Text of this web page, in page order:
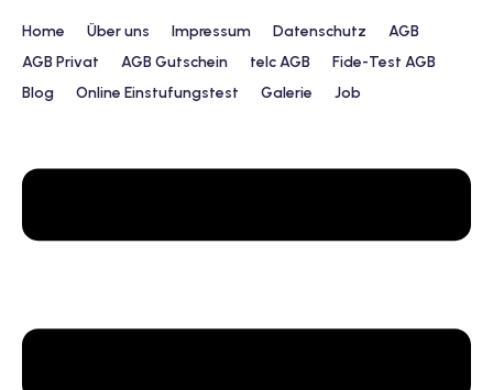
Home Über uns Impressum Datenschutz
AGB
AGB Privat
AGB Gutschein telc AGB
Fide-Test AGB
Blog
Online Einstufungstest Galerie Job
Englisch